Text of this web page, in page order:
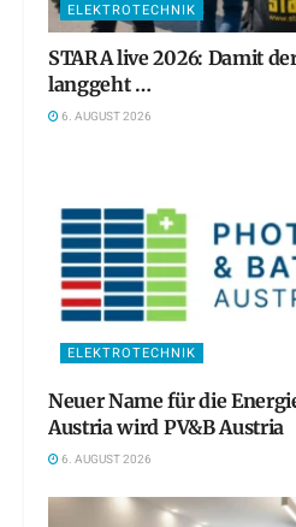
ELEKTROTECHNIK
STARA live 2026: Damit
langgeht …
6. AUGUST 2026
ELEKTROTECHNIK
Neuer Name für die
Austria wird PV&B Austria
6. AUGUST 2026